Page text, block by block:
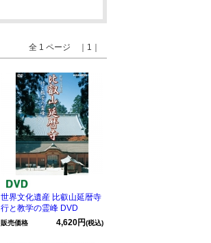
全 1 ページ ｜1｜
世界文化遺産 比叡山延暦寺
行と教学の霊峰 DVD
販売価格 4,620円(税込)